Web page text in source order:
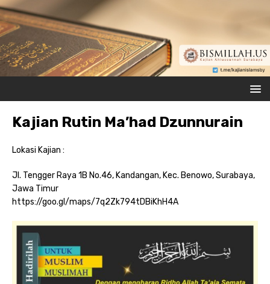
Kajian Rutin Ma’had Dzunnurain
Lokasi Kajian :
Jl. Tengger Raya 1B No.46, Kandangan, Kec. Benowo, Surabaya,
Jawa Timur
https://goo.gl/maps/7q2Zk794tDBiKhH4A